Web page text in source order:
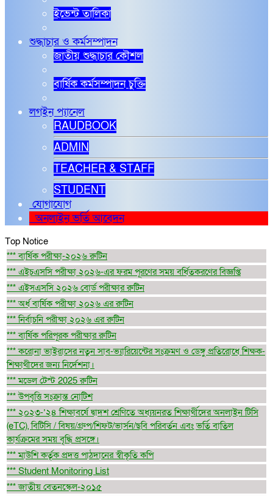
ইভেন্ট তালিকা
শুদ্ধাচার ও কর্মসম্পাদন
জাতীয় শুদ্ধাচার কৌশল
বার্ষিক কর্মসম্পাদন চুক্তি
লগইন প্যানেল
RAUDBOOK
ADMIN
TEACHER & STAFF
STUDENT
যোগাযোগ
অনলাইন ভর্তি আবেদন
Top Notice
*** বার্ষিক পরীক্ষা-২০২৬ রুটিন
*** এইচএসসি পরীক্ষা ২০২৬-এর ফরম পূরণের সময় বর্ধিতকরণের বিজ্ঞপ্তি
*** এইসএসসি ২০২৬ বোর্ড পরীক্ষার রুটিন
*** অর্ধ বার্ষিক পরীক্ষা ২০২৬ এর রুটিন
*** নির্বাচনি পরীক্ষা ২০২৬ এর রুটিন
*** বার্ষিক পরিপূরক পরীক্ষার রুটিন
*** করোনা ভাইরাসের নতুন সাব-ভ্যারিয়েন্টের সংক্রমণ ও ডেঙ্গু প্রতিরোধে শিক্ষক-
শিক্ষাথীদের জন্য নির্দেশনা।
*** মডেল টেস্ট 2025 রুটিন
*** উপবৃত্তি সংক্রান্ত নোটিশ
*** ২০২৩-’২৪ শিক্ষাবর্ষে দ্বাদশ শ্রেণিতে অধ্যয়নরত শিক্ষার্থীদের অনলাইন টিসি
(eTC), বিটিসি / বিষয়/গ্রুপ/শিফট/ভার্সন/ছবি পরিবর্তন এবং ভর্তি বাতিল
কার্যক্রমের সময় বৃদ্ধি প্রসঙ্গে।
*** মাউশি কর্তৃক প্রদত্ত পাঠদানের স্বীকৃতি কপি
*** Student Monitoring List
*** জাতীয় বেতনস্কেল-২০১৫